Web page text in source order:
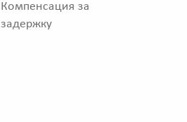
Компенсация за
задержку